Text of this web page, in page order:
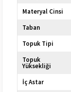
Materyal Cinsi
Taban
Topuk Tipi
Topuk
Yüksekliği
İç Astar